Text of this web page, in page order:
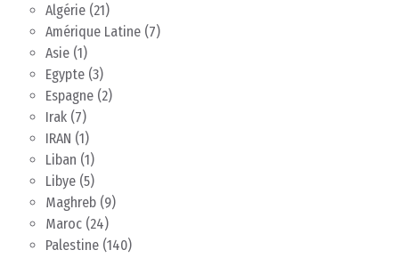
Algérie (21)
Amérique Latine (7)
Asie (1)
Egypte (3)
Espagne (2)
Irak (7)
IRAN (1)
Liban (1)
Libye (5)
Maghreb (9)
Maroc (24)
Palestine (140)